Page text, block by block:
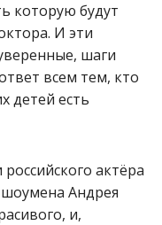
которую будут
И эти
шаги
всем тем, кто
детей есть
актёра
Андрея
и,